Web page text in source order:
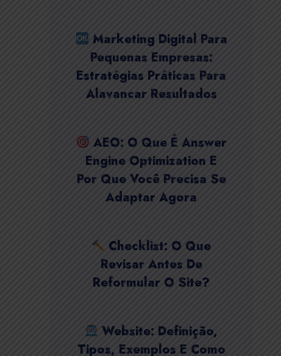
Marketing Digital Para
Pequenas Empresas:
Estratégias Práticas Para
Alavancar Resultados
AEO: O Que É Answer
Engine Optimization E
Por Que Você Precisa Se
Adaptar Agora
Checklist: O Que
Revisar Antes De
Reformular O Site?
Website: Definição,
Tipos, Exemplos E Como